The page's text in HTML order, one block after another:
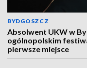
BYDGOSZCZ
Absolwent UKW w
ogólnopolskim
pierwsze miejsce